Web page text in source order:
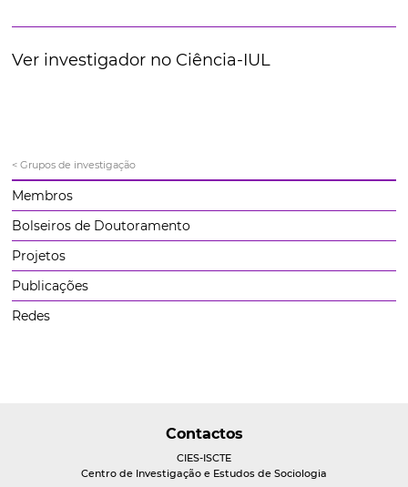
Ver investigador no Ciência-IUL
< Grupos de investigação
Membros
Bolseiros de Doutoramento
Projetos
Publicações
Redes
Contactos
CIES-ISCTE
Centro de Investigação e Estudos de Sociologia